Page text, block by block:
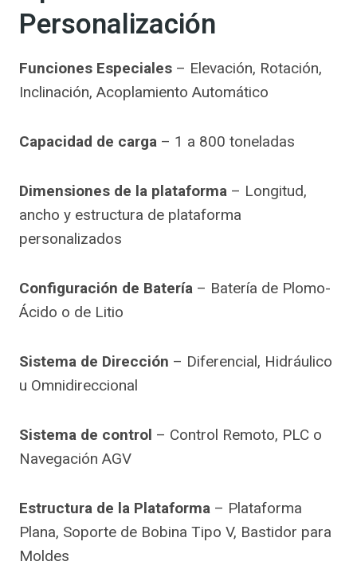
Personalización
Funciones Especiales – Elevación, Rotación,
Inclinación, Acoplamiento Automático
Capacidad de carga – 1 a 800 toneladas
Dimensiones de la plataforma – Longitud,
ancho y estructura de plataforma
personalizados
Configuración de Batería – Batería de Plomo-
Ácido o de Litio
Sistema de Dirección – Diferencial, Hidráulico
u Omnidireccional
Sistema de control – Control Remoto, PLC o
Navegación AGV
Estructura de la Plataforma – Plataforma
Plana, Soporte de Bobina Tipo V, Bastidor para
Moldes